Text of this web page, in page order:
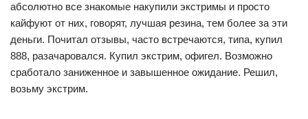
абсолютно все знакомые накупили экстримы и просто
кайфуют от них, говорят, лучшая резина, тем более за эти
деньги. Почитал отзывы, часто встречаются, типа, купил
888, разачаровался. Купил экстрим, офигел. Возможно
сработало заниженное и завышенное ожидание. Решил,
возьму экстрим.